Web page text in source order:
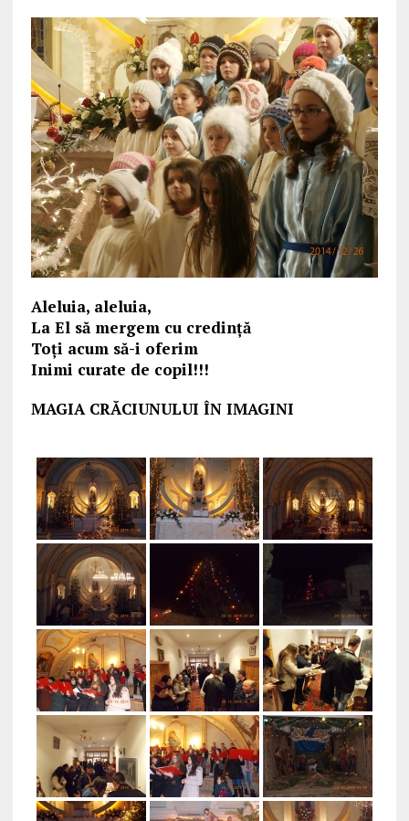
Aleluia, aleluia,
La El să mergem cu credinţă
Toți acum să-i oferim
Inimi curate de copil!!!
MAGIA CRĂCIUNULUI ÎN IMAGINI